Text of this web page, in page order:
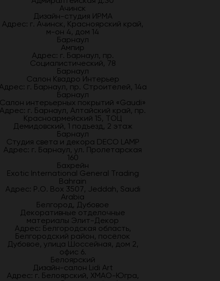
Ачинск
Дизайн-студия ИРМА
Адрес: г. Ачинск, Красноярский край,
м-он 4, дом 14
Барнаул
Ампир
Адрес: г. Барнаул, пр.
Социалистический, 78
Барнаул
Салон Квадро Интерьер
г. Барнаул, пр. Строителей, 14а
Барнаул
Салон интерьерных покрытий «Gaudi»
Адрес: г. Барнаул, Алтайский край, пр.
Красноармейский 15, ТОЦ
Демидовский, 1 подъезд, 2 этаж
Барнаул
Студия света и декора DECO LAMP
Адрес: г. Барнаул, ул. Пролетарская
160
Бахрейн
Exotic International General Trading
Bahrain
Адрес: P.O. Box 3507, Jeddah, Saudi
Arabia
Белгород, Дубовое
Декоративные отделочные
материалы Элит-Декор
Адрес: Белгородская область,
Белгородский район, посёлок
Дубовое, улица Шоссейная, дом 2,
офис 6.
Белоярский
Дизайн-салон Lidi Art
Адрес: г. Белоярский, ХМАО-Югра,